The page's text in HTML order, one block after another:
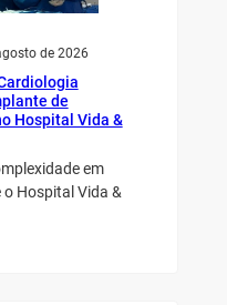
de 2026
de
Hospital Vida &
em
Hospital Vida &